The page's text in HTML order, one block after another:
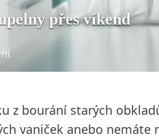
přes víkend
z bourání starých
vaniček anebo nemáte